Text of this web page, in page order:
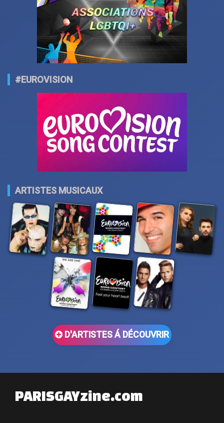
#EUROVISION
ARTISTES MUSICAUX
D'ARTISTES Á DÉCOUVRIR
PARISGAYzine.com